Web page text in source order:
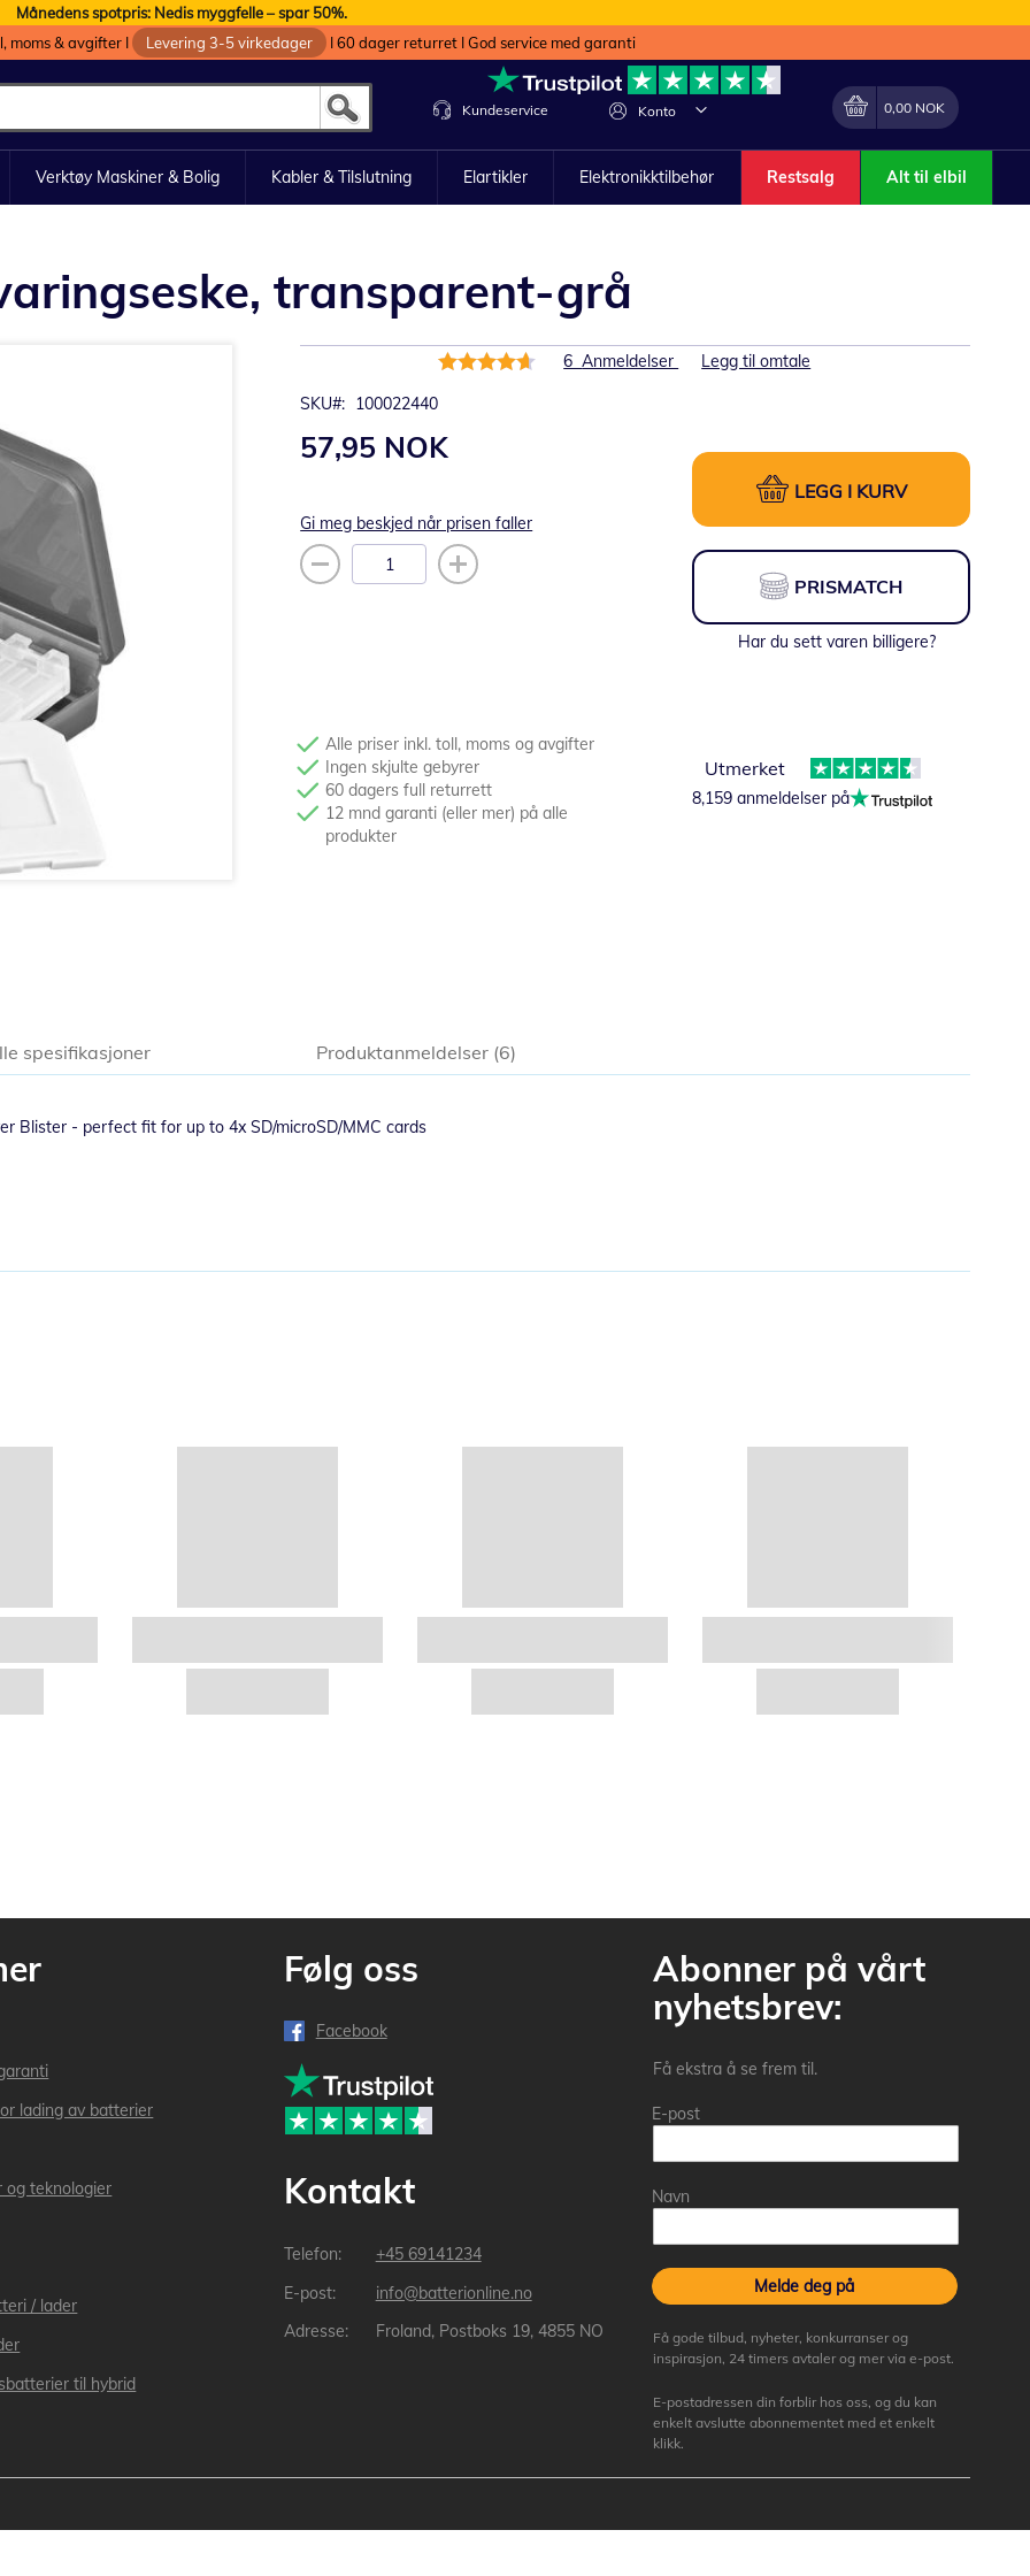
Månedens spotpris: Nedis myggfelle – spar 50%.
moms & avgifter I
Levering 3-5 virkedager I 60 dager returret I God service med garanti
Konto Endring
Min handlekurv
0,00 NOK
Kundeservice
Verktøy Maskiner & Bolig Kabler & Tilslutning Elartikler Elektronikktilbehør Restsalg Alt til elbil
transparent-grå
SKU 100022440
Rating:
6Anmeldelser Legg til omtale
57,95 NOK
Gi meg beskjed når prisen faller
LEGG I KURV
PRISMATCH
Har du sett varen billigere?
Alle priser inkl. toll, moms og avgifter
Ingen skjulte gebyrer
60 dagers full returrett
12 mnd garanti (eller mer) på alle
produkter
Utmerket
8,159 anmeldelser på
Blister - perfect fit for up to 4x SD/microSD/MMC cards
spesifikasjoner Produktanmeldelser 6
lading av batterier
og teknologier
/ lader
til hybrid
Følg oss
Facebook
Kontakt
+45 69141234
info@batterionline.no
Froland, Postboks 19, 4855 NO
Abonner på vårt
nyhetsbrev:
Få ekstra å se frem til.
E-post
Navn
Melde deg på
Få gode tilbud, nyheter, konkurranser og
inspirasjon, 24 timers avtaler og mer via e-post.
E-postadressen din forblir hos oss, og du kan
enkelt avslutte abonnementet med et enkelt
klikk.